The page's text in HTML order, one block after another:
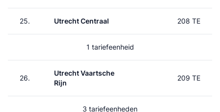
25. Utrecht Centraal 208 TE
1 tariefeenheid
26.
Utrecht Vaartsche
Rijn
209 TE
3 tariefeenheden